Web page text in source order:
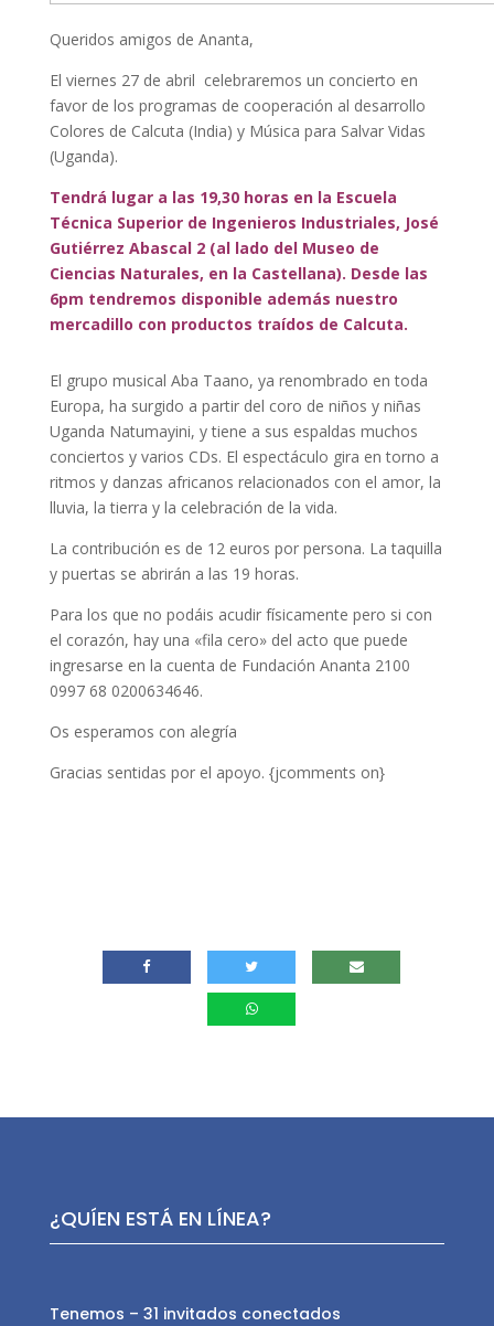
Queridos amigos de Ananta,
El viernes 27 de abril celebraremos un concierto en
favor de los programas de cooperación al desarrollo
Colores de Calcuta (India) y Música para Salvar Vidas
(Uganda).
Tendrá lugar a las 19,30 horas en la Escuela
Técnica Superior de Ingenieros Industriales, José
Gutiérrez Abascal 2 (al lado del Museo de
Ciencias Naturales, en la Castellana). Desde las
6pm tendremos disponible además nuestro
mercadillo con productos traídos de Calcuta.
El grupo musical Aba Taano, ya renombrado en toda
Europa, ha surgido a partir del coro de niños y niñas
Uganda Natumayini, y tiene a sus espaldas muchos
conciertos y varios CDs. El espectáculo gira en torno a
ritmos y danzas africanos relacionados con el amor, la
lluvia, la tierra y la celebración de la vida.
La contribución es de 12 euros por persona. La taquilla
y puertas se abrirán a las 19 horas.
Para los que no podáis acudir físicamente pero si con
el corazón, hay una «fila cero» del acto que puede
ingresarse en la cuenta de Fundación Ananta 2100
0997 68 0200634646.
Os esperamos con alegría
Gracias sentidas por el apoyo. {jcomments on}
¿QUÍEN ESTÁ EN LÍNEA?
Tenemos – 31 invitados conectados